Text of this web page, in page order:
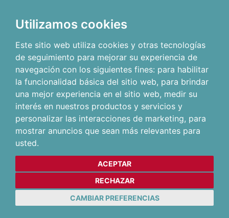
Utilizamos cookies
Este sitio web utiliza cookies y otras tecnologías
de seguimiento para mejorar su experiencia de
navegación con los siguientes fines: para habilitar
la funcionalidad básica del sitio web, para brindar
una mejor experiencia en el sitio web, medir su
interés en nuestros productos y servicios y
personalizar las interacciones de marketing, para
mostrar anuncios que sean más relevantes para
usted.
ACEPTAR
RECHAZAR
CAMBIAR PREFERENCIAS